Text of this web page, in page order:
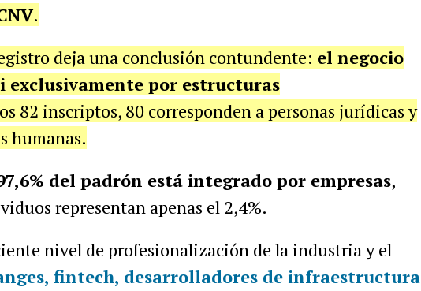
.
deja una conclusión contundente: el negocio
exclusivamente por estructuras
82 inscriptos, 80 corresponden a personas jurídicas y
humanas.
del padrón está integrado por empresas,
representan apenas el 2,4%.
nivel de profesionalización de la industria y el
fintech, desarrolladores de infraestructura